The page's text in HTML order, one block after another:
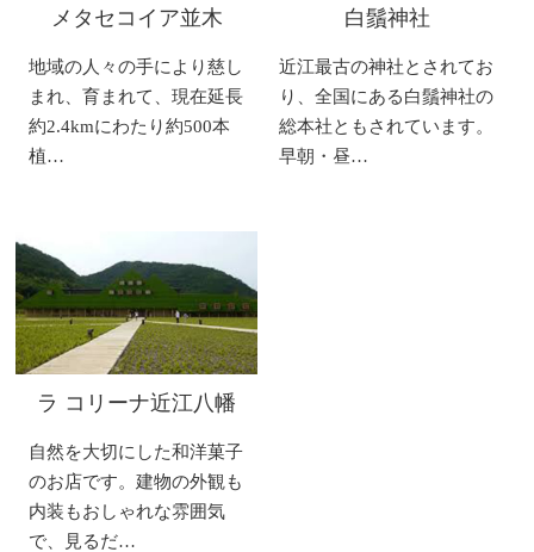
メタセコイア並木
地域の人々の手により慈し
まれ、育まれて、現在延長
約2.4kmにわたり約500本
植…
白鬚神社
近江最古の神社とされてお
り、全国にある白鬚神社の
総本社ともされています。
早朝・昼…
ラ コリーナ近江八幡
自然を大切にした和洋菓子
のお店です。建物の外観も
内装もおしゃれな雰囲気
で、見るだ…